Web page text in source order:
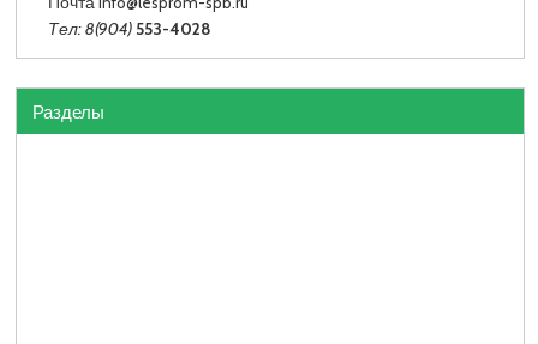
Тел: 8(904) 553-4028
Разделы